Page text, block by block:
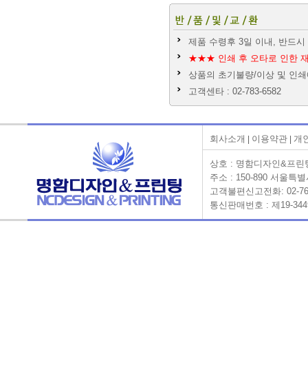
제품 수령후 3일 이내, 반드
★★★ 인쇄 후 오타로 인한
상품의 초기불량/이상 및 인
고객센타 : 02-783-6582
회사소개 이용약관 개
상호 : 명함디자인&프
주소 : 150-890 서울특
고객불편신고전화: 02-
통신판매번호 : 제19-